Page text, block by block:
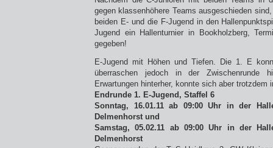
gegen klassenhöhere Teams ausgeschieden
beiden E- und die F-Jugend in den
Jugend ein Hallenturnier in Bookholzberg,
gegeben!
E-Jugend mit Höhen und Tiefen. Die 1. E
überraschen jedoch in der Zwischenrunde
Erwartungen hinterher, konnte sich aber trotzdem
Endrunde 1. E-Jugend, Staffel 6
Sonntag, 16.01.11 ab 09:00 Uhr in der
Delmenhorst und
Samstag, 05.02.11 ab 09:00 Uhr in der
Delmenhorst